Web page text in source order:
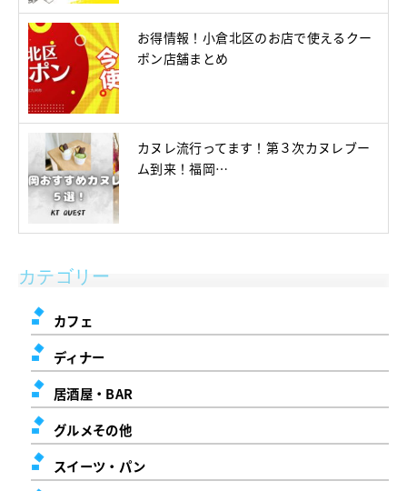
お得情報！小倉北区のお店で使えるクー
ポン店舗まとめ
カヌレ流行ってます！第３次カヌレブー
ム到来！福岡…
カテゴリー
カフェ
ディナー
居酒屋・BAR
グルメその他
スイーツ・パン